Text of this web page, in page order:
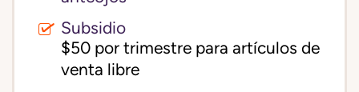
Subsidio
$50 por trimestre para artículos de
venta libre